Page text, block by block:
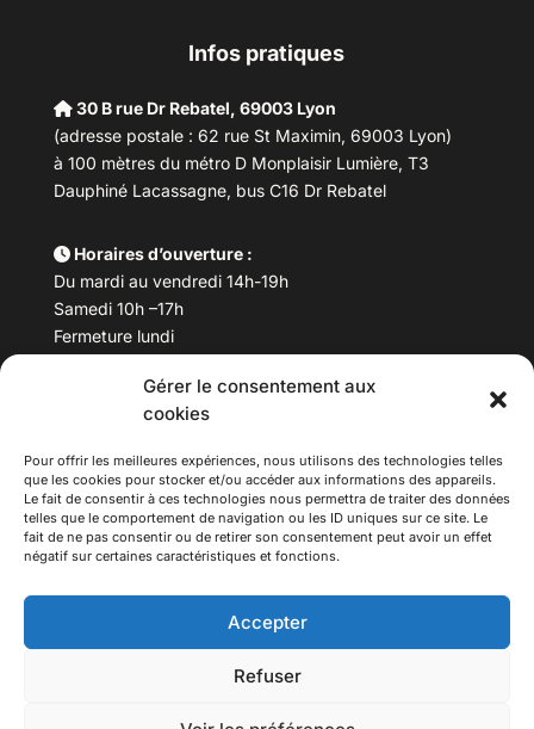
Gérer le consentement aux
cookies
Pour offrir les meilleures expériences, nous utilisons des technologies telles
que les cookies pour stocker et/ou accéder aux informations des appareils.
Le fait de consentir à ces technologies nous permettra de traiter des données
telles que le comportement de navigation ou les ID uniques sur ce site. Le
fait de ne pas consentir ou de retirer son consentement peut avoir un effet
négatif sur certaines caractéristiques et fonctions.
Accepter
Refuser
Infos pratiques
30 B rue Dr Rebatel, 69003 Lyon
(adresse postale : 62 rue St Maximin, 69003 Lyon)
à 100 mètres du métro D Monplaisir Lumière, T3
Dauphiné Lacassagne, bus C16 Dr Rebatel
Horaires d’ouverture :
Du mardi au vendredi 14h-19h
Samedi 10h –17h
Fermeture lundi
Téléphone : 04 78 53 06 40
maisondesculturesasiatiques@asiexpo.com